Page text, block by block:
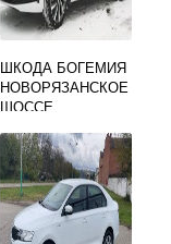
ШКОДА БОГЕМИЯ
НОВОРЯЗАНСКОЕ
ШОССЕ